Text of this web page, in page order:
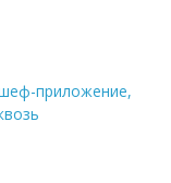
приложение,